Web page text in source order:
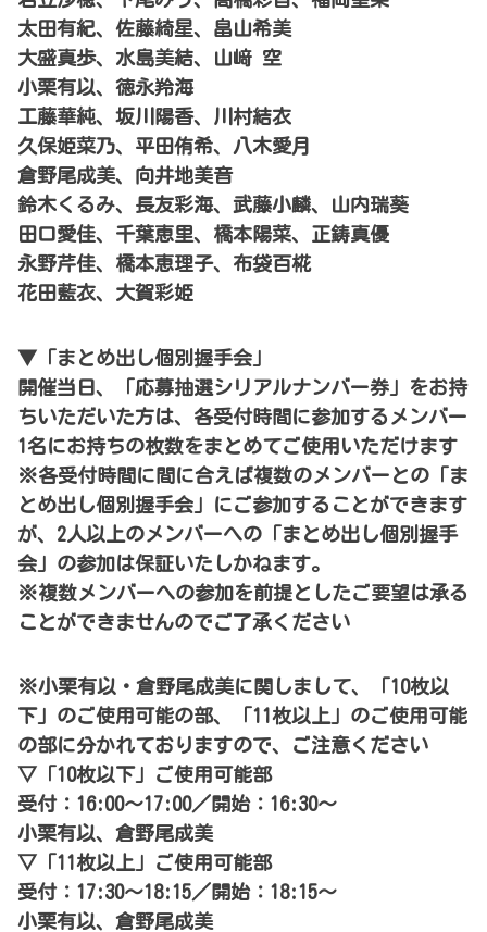
太田有紀、佐藤綺星、畠山希美
大盛真歩、水島美結、山﨑 空
小栗有以、徳永羚海
工藤華純、坂川陽香、川村結衣
久保姫菜乃、平田侑希、八木愛月
倉野尾成美、向井地美音
鈴木くるみ、長友彩海、武藤小麟、山内瑞葵
田口愛佳、千葉恵里、橋本陽菜、正鋳真優
永野芹佳、橋本恵理子、布袋百椛
花田藍衣、大賀彩姫
▼「まとめ出し個別握手会」
開催当日、「応募抽選シリアルナンバー券」をお持
ちいただいた方は、各受付時間に参加するメンバー
1名にお持ちの枚数をまとめてご使用いただけます
※各受付時間に間に合えば複数のメンバーとの「ま
とめ出し個別握手会」にご参加することができます
が、2人以上のメンバーへの「まとめ出し個別握手
会」の参加は保証いたしかねます。
※複数メンバーへの参加を前提としたご要望は承る
ことができませんのでご了承ください
※小栗有以・倉野尾成美に関しまして、「10枚以
下」のご使用可能の部、「11枚以上」のご使用可能
の部に分かれておりますので、ご注意ください
▽「10枚以下」ご使用可能部
受付：16:00～17:00／開始：16:30～
小栗有以、倉野尾成美
▽「11枚以上」ご使用可能部
受付：17:30～18:15／開始：18:15～
小栗有以、倉野尾成美